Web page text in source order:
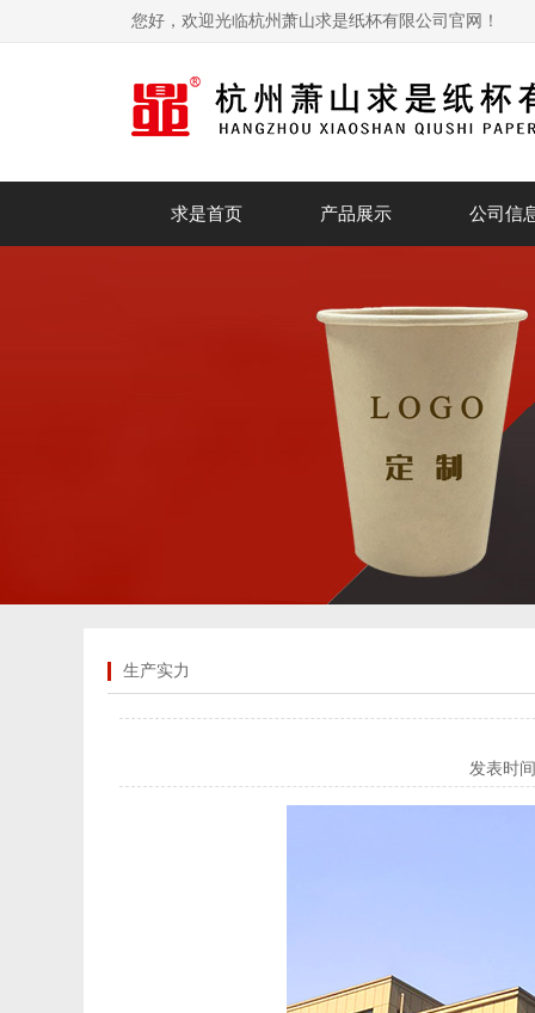
您好，欢迎光临杭州萧山求是纸杯有限公司官网！
求是首页 产品展示 公司信
生产实力
发表时